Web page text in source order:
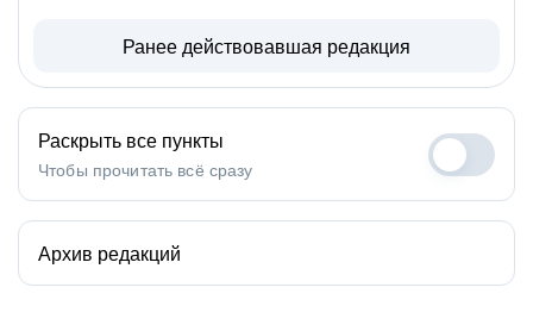
Ранее действовавшая редакция
Раскрыть все пункты
Чтобы прочитать всё сразу
Архив редакций